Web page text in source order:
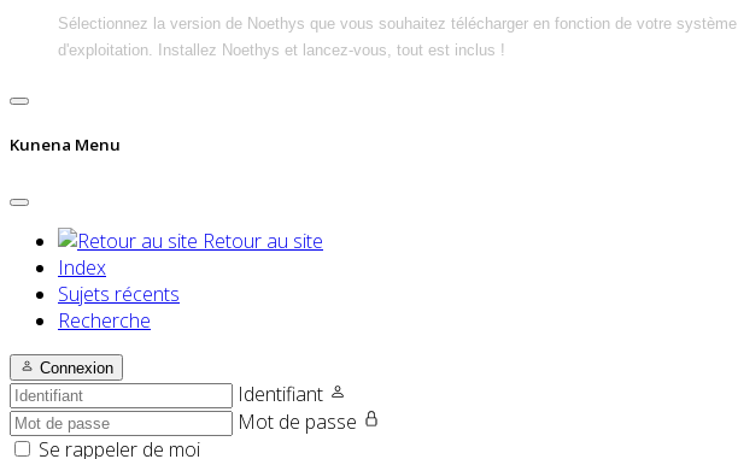
Sélectionnez la version de Noethys que vous souhaitez télécharger en fonction de votre système
d'exploitation. Installez Noethys et lancez-vous, tout est inclus !
Kunena Menu
Retour au site
Index
Sujets récents
Recherche
Connexion
Identifiant
Mot de passe
Se rappeler de moi